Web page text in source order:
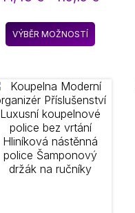
DEKOR ČERNÁ A ZLATÁ
MALBA TISK INTERIÉRU
DEKOR CUADROS
VÝBĚR MOŽNOSTÍ
Tento
produkt
variant.
Možnosti
lze
vybrat
na